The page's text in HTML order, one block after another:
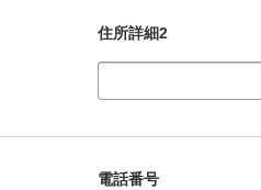
住所詳細2
電話番号